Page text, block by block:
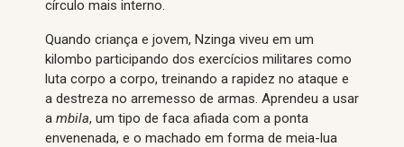
círculo mais interno.
Quando criança e jovem, Nzinga viveu em um
kilombo participando dos exercícios militares como
luta corpo a corpo, treinando a rapidez no ataque e
a destreza no arremesso de armas. Aprendeu a usar
a mbila, um tipo de faca afiada com a ponta
envenenada, e o machado em forma de meia-lua